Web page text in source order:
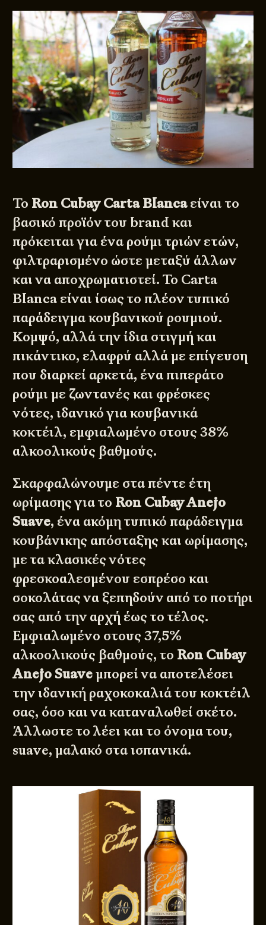
Το Ron Cubay Carta Blancaείναι το
βασικό προϊόν του brand και
πρόκειται για ένα ρούμι τριών ετών,
φιλτραρισμένο ώστε μεταξύ άλλων
και να αποχρωματιστεί. Το Carta
Blanca είναι ίσως το πλέον τυπικό
παράδειγμα κουβανικού ρουμιού.
Κομψό, αλλά την ίδια στιγμή και
πικάντικο, ελαφρύ αλλά με επίγευση
που διαρκεί αρκετά, ένα πιπεράτο
ρούμι με ζωντανές και φρέσκες
νότες, ιδανικό για κουβανικά
κοκτέιλ, εμφιαλωμένο στους 38%
αλκοολικούς βαθμούς.
Σκαρφαλώνουμε στα πέντε έτη
ωρίμασης για το Ron Cubay Anejo
Suave, ένα ακόμη τυπικό παράδειγμα
κουβάνικης απόσταξης και ωρίμασης,
με τα κλασικές νότες
φρεσκοαλεσμένου εσπρέσο και
σοκολάτας να ξεπηδούν από το ποτήρι
σας από την αρχή έως το τέλος.
Eμφιαλωμένο στους 37,5%
αλκοολικούς βαθμούς, το Ron Cubay
Anejo Suaveμπορεί να αποτελέσει
την ιδανική ραχοκοκαλιά του κοκτέιλ
σας, όσο και να καταναλωθεί σκέτο.
Άλλωστε το λέει και το όνομα του,
suave, μαλακό στα ισπανικά.